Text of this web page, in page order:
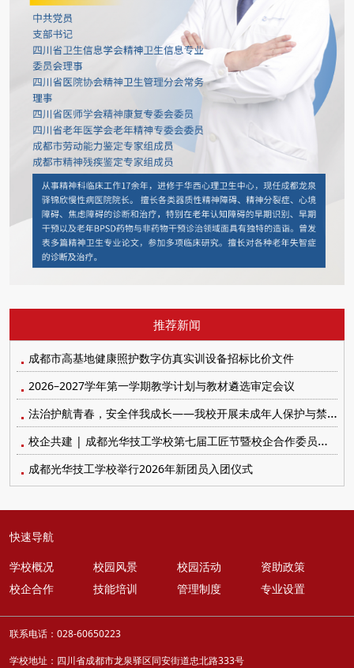
推荐新闻
成都市高基地健康照护数字仿真实训设备招标比价文件
2026–2027学年第一学期教学计划与教材遴选审定会议
法治护航青春，安全伴我成长——我校开展未成年人保护与禁毒防艾系列宣传教育活动
校企共建 | 成都光华技工学校第七届工匠节暨校企合作委员会顺利召开
成都光华技工学校举行2026年新团员入团仪式
快速导航
学校概况
校园风景 校园活动
资助政策
校企合作
技能培训 管理制度 专业设置
联系电话：028-60650223
学校地址：四川省成都市龙泉驿区同安街道忠北路333号